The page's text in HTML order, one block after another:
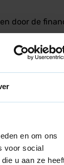
en om ons
voor social
u aan ze
door de